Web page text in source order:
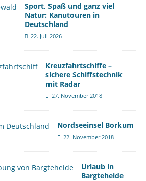
Sport, Spaß und ganz viel
Natur: Kanutouren in
Deutschland
22. Juli 2026
Kreuzfahrtschiffe –
sichere Schiffstechnik
mit Radar
27. November 2018
Nordseeinsel Borkum
22. November 2018
Urlaub in
Bargteheide